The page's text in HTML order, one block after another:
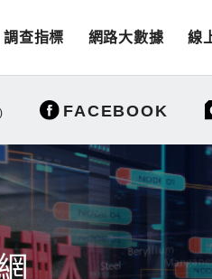
調查指標 網路大數據 線
FACEBOOK